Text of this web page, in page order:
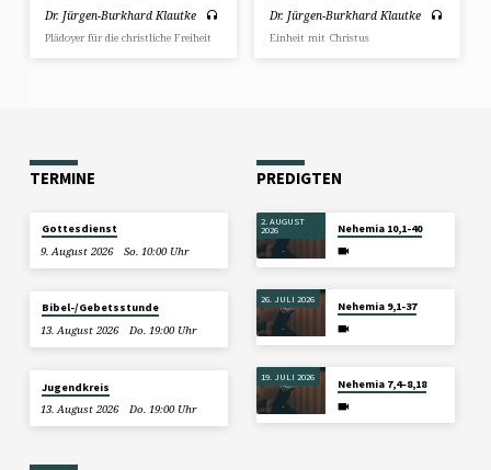
Dr. Jürgen-Burkhard Klautke
Plädoyer für die christliche Freiheit
Dr. Jürgen-Burkhard Klautke
Einheit mit Christus
TERMINE
Gottesdienst
9. August 2026
So. 10:00 Uhr
Bibel-/Gebetsstunde
13. August 2026
Do. 19:00 Uhr
Jugendkreis
13. August 2026
Do. 19:00 Uhr
PREDIGTEN
2. AUGUST
2026 Nehemia 10,1-40
26. JULI 2026
Nehemia 9,1-37
19. JULI 2026
Nehemia 7,4–8,18